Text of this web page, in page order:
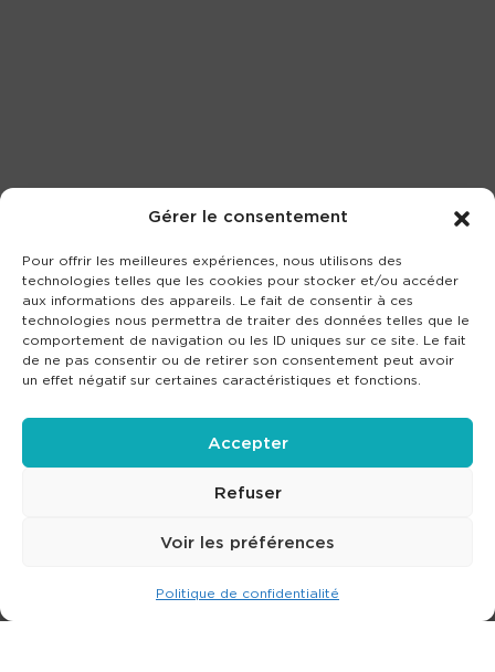
Gérer le consentement
Pour offrir les meilleures expériences, nous utilisons des
technologies telles que les cookies pour stocker et/ou accéder
aux informations des appareils. Le fait de consentir à ces
technologies nous permettra de traiter des données telles que le
comportement de navigation ou les ID uniques sur ce site. Le fait
de ne pas consentir ou de retirer son consentement peut avoir
un effet négatif sur certaines caractéristiques et fonctions.
Accepter
Refuser
Voir les préférences
Politique de confidentialité